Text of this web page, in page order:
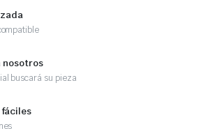
nosotros
buscará su pieza
fáciles